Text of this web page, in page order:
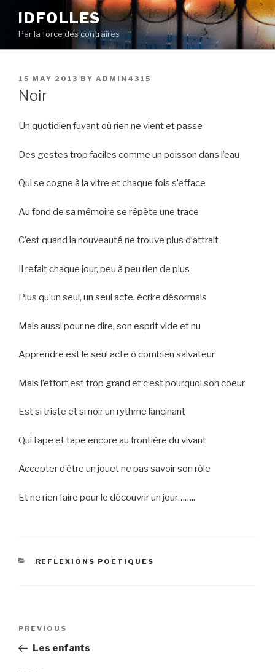
content
IDFOLLES
Par la force des contraires
POSTED
ON
15 MAY 2013 BY ADMIN4315
Noir
Un quotidien fuyant où rien ne vient et passe
Des gestes trop faciles comme un poisson dans l’eau
Qui se cogne à la vitre et chaque fois s’efface
Au fond de sa mémoire se répète une trace
C’est quand la nouveauté ne trouve plus d’attrait
Il refait chaque jour, peu à peu rien de plus
Plus qu’un seul, un seul acte, écrire désormais
Mais aussi pour ne dire, son esprit vide et nu
Apprendre est le seul acte ô combien salvateur
Mais l’effort est trop grand et c’est pourquoi son coeur
Est si triste et si noir un rythme lancinant
Qui tape et tape encore au frontière du vivant
Accepter d’être un jouet ne pas savoir son rôle
Et ne rien faire pour le découvrir un jour……..
CATEGORIES
REFLEXIONS POETIQUES
Previous
Post
PREVIOUS
Les enfants